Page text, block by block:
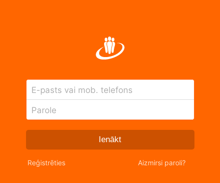
E-pasts vai mob. telefons
Parole
Ienākt
Reģistrēties Aizmirsi paroli?